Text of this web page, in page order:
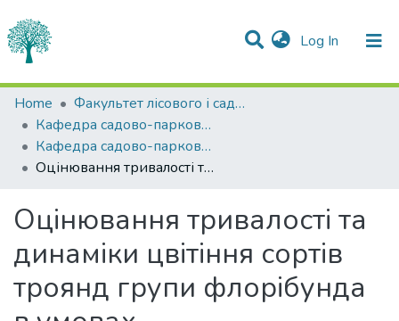
Log In (current)
Statistics
Communities & Collections
All of DSpace
Home
Факультет лісового і садово-паркового господарства
Кафедра садово-паркового господарства
Кафедра садово-паркового господарства
Оцінювання тривалості та динаміки цвітіння сортів троянд групи флорібунда в умовах Правобережного Лісостепу України
Оцінювання тривалості та
динаміки цвітіння сортів
троянд групи флорібунда